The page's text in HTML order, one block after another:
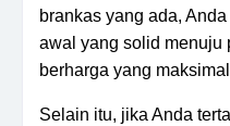
brankas yang ada,
awal yang solid menuju
berharga yang
Selain itu, jika Anda